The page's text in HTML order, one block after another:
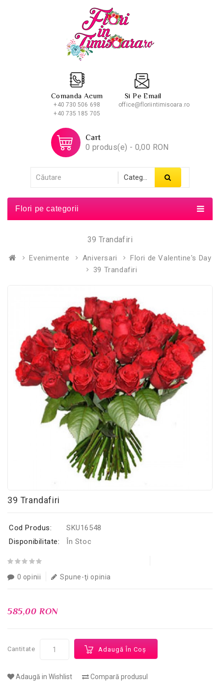
Comanda Acum
+40 730 506 698
+40 735 185 705
Si Pe Email
office@floriintimisoara.ro
Cart
0 produs(e) - 0,00 RON
Flori pe categorii
39 Trandafiri
Evenimente Aniversari
Flori de Valentine's Day
39 Trandafiri
39 Trandafiri
Cod Produs:
SKU16548
Disponibilitate:
În Stoc
0 opinii Spune-ţi opinia
585,00 RON
Cantitate Adaugă În Coş
Adaugă in Wishlist Compară produsul